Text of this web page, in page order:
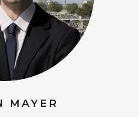
MAYER